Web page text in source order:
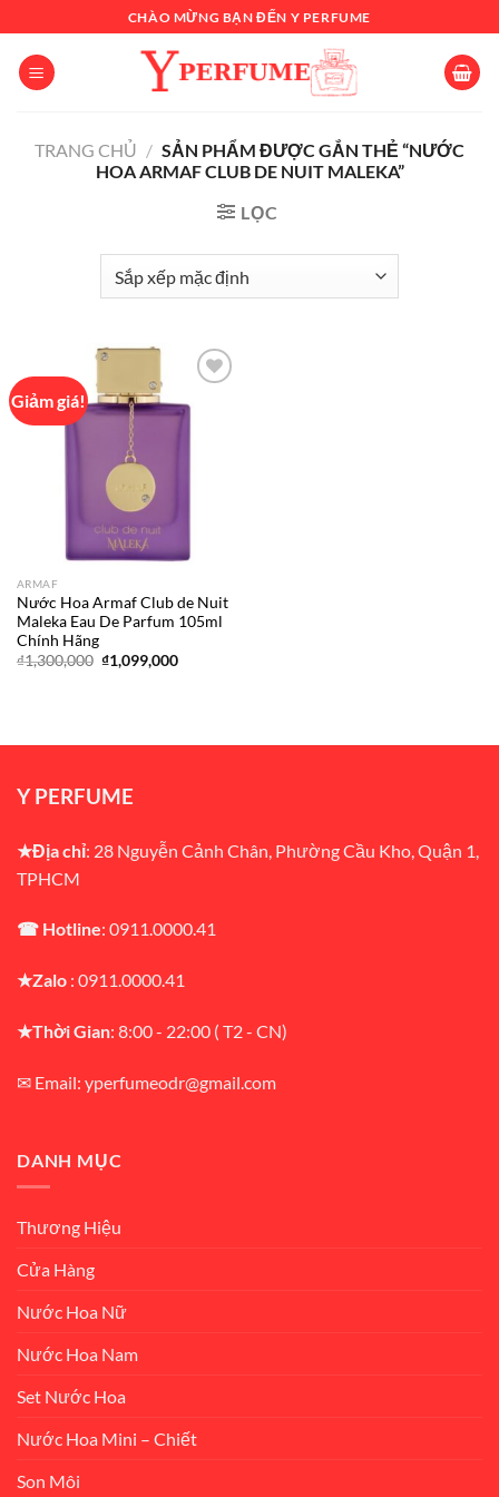
đến
nội
dung
CHÀO MỪNG BẠN ĐẾN Y PERFUME
TRANG CHỦ / SẢN PHẨM ĐƯỢC GẮN THẺ “NƯỚC
HOA ARMAF CLUB DE NUIT MALEKA”
LỌC
Giảm giá!
ARMAF
Nước Hoa Armaf Club de Nuit
Maleka Eau De Parfum 105ml
Chính Hãng
₫1,300,000 Giá
gốc
₫1,099,000Giá
Y PERFUME
★Địa chỉ: 28 Nguyễn Cảnh Chân, Phường Cầu Kho, Quận 1,
TPHCM
☎ Hotline: 0911.0000.41
★Zalo : 0911.0000.41
★Thời Gian: 8:00 - 22:00 ( T2 - CN)
✉ Email: yperfumeodr@gmail.com
DANH MỤC
Thương Hiệu
Cửa Hàng
Nước Hoa Nữ
Nước Hoa Nam
Set Nước Hoa
Nước Hoa Mini – Chiết
Son Môi